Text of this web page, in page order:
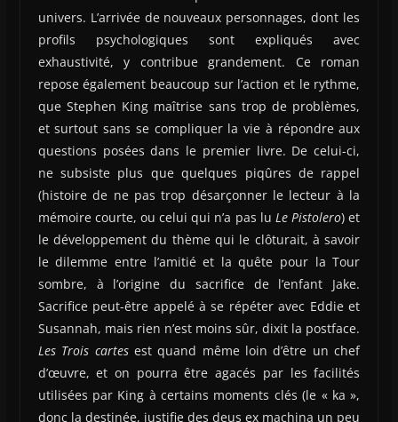
univers. L’arrivée de nouveaux personnages, dont les
profils psychologiques sont expliqués avec
exhaustivité, y contribue grandement. Ce roman
repose également beaucoup sur l’action et le rythme,
que Stephen King maîtrise sans trop de problèmes,
et surtout sans se compliquer la vie à répondre aux
questions posées dans le premier livre. De celui-ci,
ne subsiste plus que quelques piqûres de rappel
(histoire de ne pas trop désarçonner le lecteur à la
mémoire courte, ou celui qui n’a pas lu Le Pistolero) et
le développement du thème qui le clôturait, à savoir
le dilemme entre l’amitié et la quête pour la Tour
sombre, à l’origine du sacrifice de l’enfant Jake.
Sacrifice peut-être appelé à se répéter avec Eddie et
Susannah, mais rien n’est moins sûr, dixit la postface.
Les Trois cartesest quand même loin d’être un chef
d’œuvre, et on pourra être agacés par les facilités
utilisées par King à certains moments clés (le « ka »,
donc la destinée, justifie des deus ex machina un peu